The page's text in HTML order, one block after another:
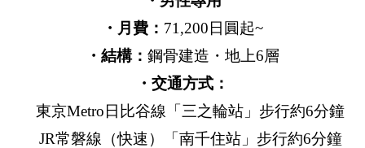
・月費： 71,200日圓起~
・結構： 鋼骨建造・地上6層
・交通方式：
東京Metro日比谷線「三之輪站」步行約6分鐘
JR常磐線（快速）「南千住站」步行約6分鐘